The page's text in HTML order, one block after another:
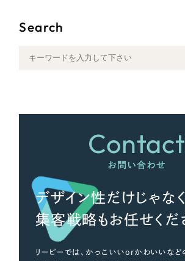
Search
Contact
お問い合わせ
デザイン性だけじゃなく
集客戦略もお任せくだ
リーピーでは、かっこいいorかわいいなど